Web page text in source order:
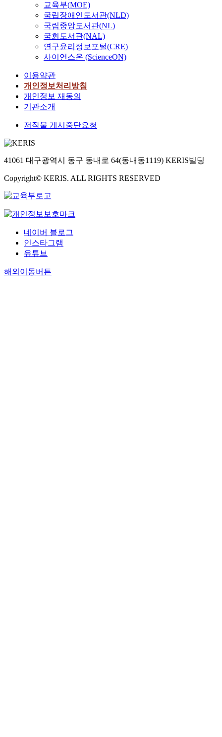
교육부(MOE)
국립장애인도서관(NLD)
국립중앙도서관(NL)
국회도서관(NAL)
연구윤리정보포털(CRE)
사이언스온 (ScienceON)
이용약관
개인정보처리방침
개인정보 재동의
기관소개
저작물 게시중단요청
41061 대구광역시 동구 동내로 64(동내동1119) KERIS빌딩
Copyright© KERIS. ALL RIGHTS RESERVED
네이버 블로그
인스타그램
유튜브
해외이동버튼